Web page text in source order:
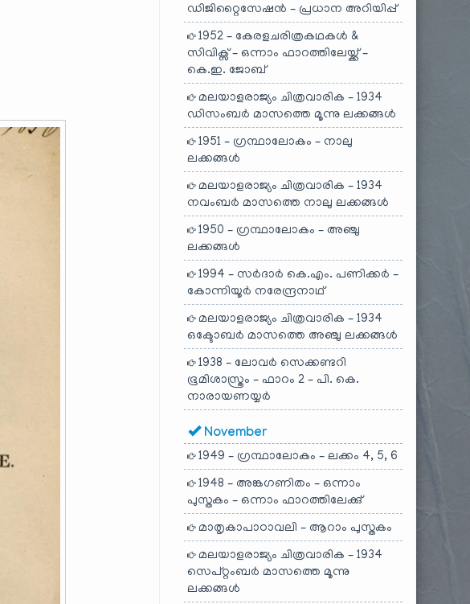
ഡിജിറ്റൈസേഷൻ – പ്രധാന അറിയിപ്പ്
1952 – കേരളചരിത്രകഥകൾ &
സിവിക്സ് – ഒന്നാം ഫാറത്തിലേയ്ക്ക് –
കെ.ഇ. ജോബ്
മലയാളരാജ്യം ചിത്രവാരിക – 1934
ഡിസംബർ മാസത്തെ മൂന്നു ലക്കങ്ങൾ
1951 – ഗ്രന്ഥാലോകം – നാലു
ലക്കങ്ങൾ
മലയാളരാജ്യം ചിത്രവാരിക – 1934
നവംബർ മാസത്തെ നാലു ലക്കങ്ങൾ
1950 – ഗ്രന്ഥാലോകം – അഞ്ചു
ലക്കങ്ങൾ
1994 – സർദാർ കെ.എം. പണിക്കർ –
കോന്നിയൂർ നരേന്ദ്രനാഥ്
മലയാളരാജ്യം ചിത്രവാരിക – 1934
ഒക്ടോബർ മാസത്തെ അഞ്ചു ലക്കങ്ങൾ
1938 – ലോവർ സെക്കണ്ടറി
ഭൂമിശാസ്ത്രം – ഫാറം 2 – പി. കെ.
നാരായണയ്യർ
November
1949 – ഗ്രന്ഥാലോകം – ലക്കം 4, 5, 6
1948 – അങ്കഗണിതം – ഒന്നാം
പുസ്തകം – ഒന്നാം ഫാറത്തിലേക്കു്
മാതൃകാപാഠാവലി – ആറാം പുസ്തകം
മലയാളരാജ്യം ചിത്രവാരിക – 1934
സെപ്റ്റംബർ മാസത്തെ മൂന്നു
ലക്കങ്ങൾ